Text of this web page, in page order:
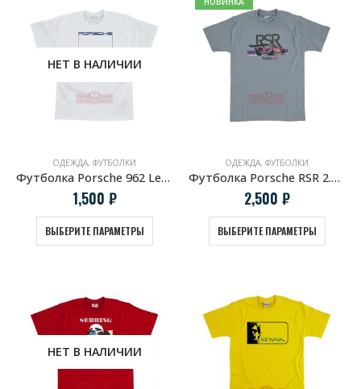
НЕТ В НАЛИЧИИ
ОДЕЖДА, ФУТБОЛКИ
Футболка Porsche 962 LeMans
1,500 ₽
ВЫБЕРИТЕ ПАРАМЕТРЫ
ОДЕЖДА, ФУТБОЛКИ
Футболка Porsche RSR 2.1 turbo
2,500 ₽
ВЫБЕРИТЕ ПАРАМЕТРЫ
НЕТ В НАЛИЧИИ